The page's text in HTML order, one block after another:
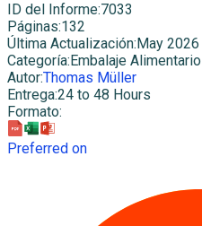
ID del Informe:7033
Páginas:132
Última Actualización: May 2026
Categoría: Embalaje Alimentario
Autor:Thomas Müller
Entrega:24 to 48 Hours
Formato:
Preferred on